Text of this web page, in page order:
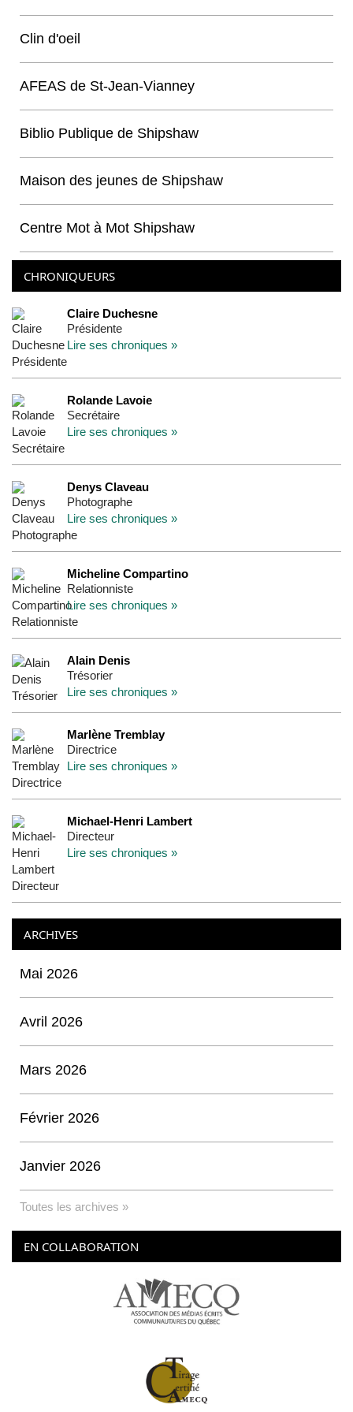
Clin d'oeil
AFEAS de St-Jean-Vianney
Biblio Publique de Shipshaw
Maison des jeunes de Shipshaw
Centre Mot à Mot Shipshaw
CHRONIQUEURS
Claire Duchesne
Présidente
Lire ses chroniques »
Rolande Lavoie
Secrétaire
Lire ses chroniques »
Denys Claveau
Photographe
Lire ses chroniques »
Micheline Compartino
Relationniste
Lire ses chroniques »
Alain Denis
Trésorier
Lire ses chroniques »
Marlène Tremblay
Directrice
Lire ses chroniques »
Michael-Henri Lambert
Directeur
Lire ses chroniques »
ARCHIVES
Mai 2026
Avril 2026
Mars 2026
Février 2026
Janvier 2026
Toutes les archives »
EN COLLABORATION